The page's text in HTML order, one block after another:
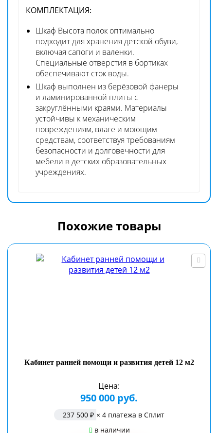
КОМПЛЕКТАЦИЯ:
Шкаф Высота полок оптимально
подходит для хранения детской обуви,
включая сапоги и валенки.
Специальные отверстия в бортиках
обеспечивают сток воды.
Шкаф выполнен из берёзовой фанеры
и ламинированной плиты с
закруглёнными краями. Материалы
устойчивы к механическим
повреждениям, влаге и моющим
средствам, соответствуя требованиям
безопасности и долговечности для
мебели в детских образовательных
учреждениях.
Похожие товары
Кабинет ранней помощи и развития детей 12 м2
Цена:
950 000 руб.
237 500 ₽ × 4 платежа в Сплит
в наличии